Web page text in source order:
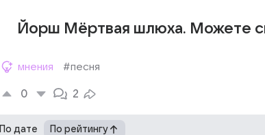
Йорш Мёртвая шлюха. Можете
мнения #песня
0 2
По дате По рейтингу